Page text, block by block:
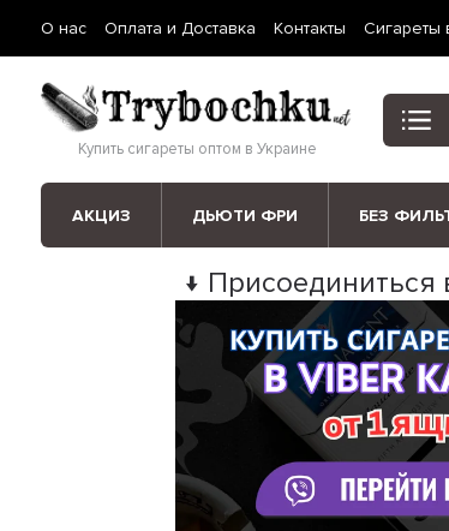
О нас Оплата и Доставка Контакты Сигареты
Купить сигареты оптом в Украине
АКЦИЗ ДЬЮТИ ФРИ БЕЗ
↓ Присоединиться